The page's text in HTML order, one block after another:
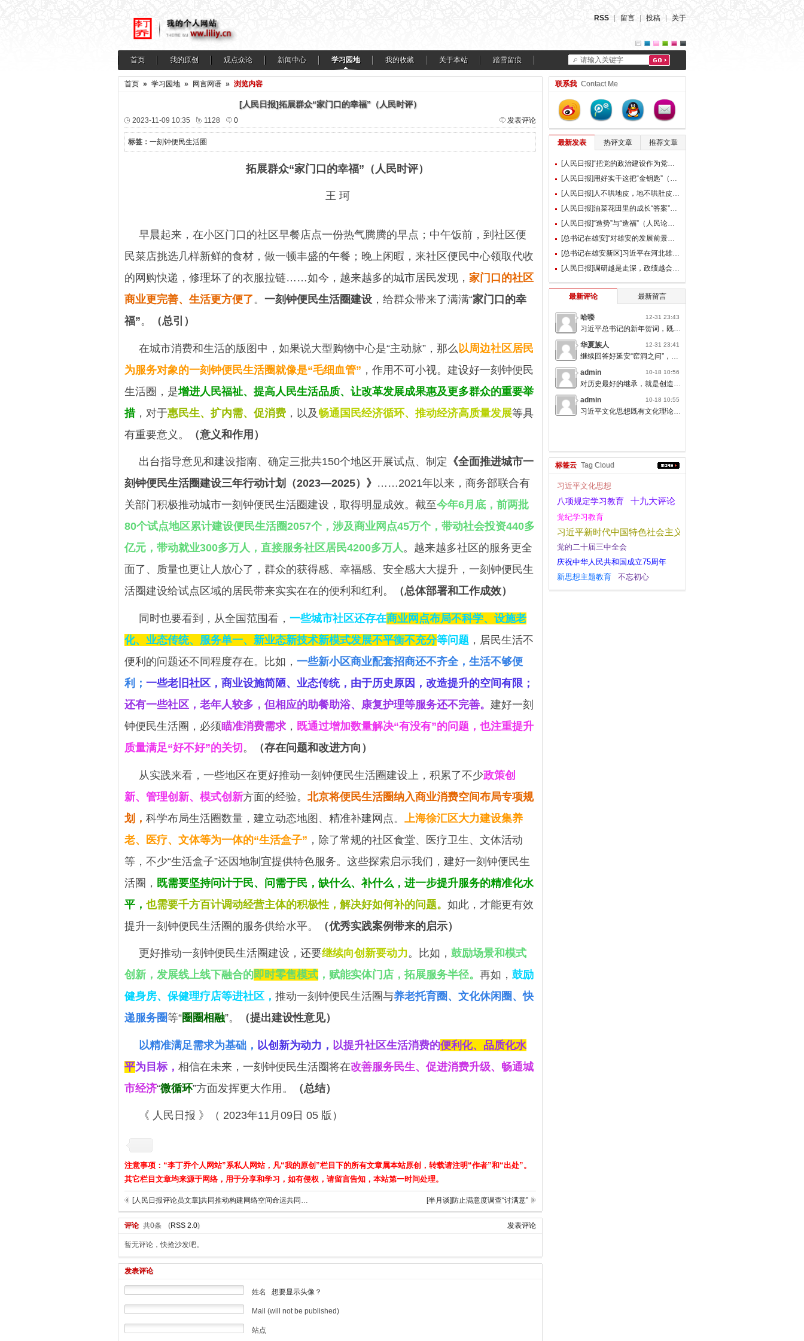
RSS 留言 投稿 关于
请输入关键字
首页 我的原创 观点众论 新闻中心 学习园地 我的收藏 关于本站 踏雪留痕
首页 » 学习园地 » 网言网语 » 浏览内容
[人民日报]拓展群众“家门口的幸福”（人民时评）
2023-11-09 10:35 1128 0 发表评论
标签： 一刻钟便民生活圈
拓展群众“家门口的幸福”（人民时评）
王 珂
早晨起来，在小区门口的社区早餐店点一份热气腾腾的早点；中午饭前，到社区便
民菜店挑选几样新鲜的食材，做一顿丰盛的午餐；晚上闲暇，来社区便民中心领取代收
的网购快递，修理坏了的衣服拉链……如今，越来越多的城市居民发现， 家门口的社区
商业更完善、生活更方便了。 一刻钟便民生活圈建设 ，给群众带来了满满“家门口的幸
福”。 （总引）
在城市消费和生活的版图中，如果说大型购物中心是“主动脉”，那么 以周边社区居民
为服务对象的一刻钟便民生活圈就像是“毛细血管” ，作用不可小视。建设好一刻钟便民
生活圈，是增进人民福祉、提高人民生活品质、让改革发展成果惠及更多群众的重要举
措，对于惠民生、扩内需、促消费 ，以及 畅通国民经济循环、推动经济高质量发展等具
有重要意义。
（意义和作用）
出台指导意见和建设指南、确定三批共150个地区开展试点、制定 《全面推进城市一
刻钟便民生活圈建设三年行动计划（2023—2025） 》 ……2021年以来，商务部联合有
关部门积极推动城市一刻钟便民生活圈建设，取得明显成效。截至今年6月底，前两批
80个试点地区累计建设便民生活圈2057个，涉及商业网点45万个，带动社会投资440多
亿元，带动就业300多万人，直接服务社区居民4200多万人。越来越多社区的服务更全
面了、质量也更让人放心了，群众的获得感、幸福感、安全感大大提升，一刻钟便民生
活圈建设给试点区域的居民带来实实在在的便利和红利。
（总体部署和工作成效）
同时也要看到，从全国范围看， 一些城市社区还存在商业网点布局不科学、设施老
化、业态传统、服务单一、新业态新技术新模式发展不平衡不充分等问题 ，居民生活不
便利的问题还不同程度存在。比如， 一些新小区商业配套招商还不齐全，生活不够便
利； 一些老旧社区，商业设施简陋、业态传统，由于历史原因，改造提升的空间有限；
还有一些社区，老年人较多，但相应的助餐助浴、康复护理等服务还不完善。 建好一刻
钟便民生活圈，必须瞄准消费需求 ， 既通过增加数量解决“有没有”的问题，也注重提升
质量满足“好不好”的关切。 （存在问题和改进方向）
从实践来看，一些地区在更好推动一刻钟便民生活圈建设上，积累了不少政策创
新、管理创新、模式创新方面的经验。 北京将便民生活圈纳入商业消费空间布局专项规
划， 科学布局生活圈数量，建立动态地图、精准补建网点。
上海徐汇区大力建设集养
老、医疗、文体等为一体的“生活盒子” ，除了常规的社区食堂、医疗卫生、文体活动
等，不少“生活盒子”还因地制宜提供特色服务。这些探索启示我们，建好一刻钟便民生
活圈， 既需要坚持问计于民、问需于民 ，缺什么、补什么，进一步提升服务的精准化水
平， 也需要千方百计调动经营主体的积极性，解决好如何补的问题。 如此，才能更有效
提升一刻钟便民生活圈的服务供给水平。
（优秀实践案例带来的启示）
更好推动一刻钟便民生活圈建设，还要继续向创新要动力。比如， 鼓励场景和模式
创新，发展线上线下融合的即时零售模式 ，赋能实体门店，拓展服务半径。 再如， 鼓励
健身房、保健理疗店等进社区， 推动一刻钟便民生活圈与养老托育圈、文化休闲圈、快
递服务圈等“圈圈相融”。 （提出建设性意见）
以精准满足需求为基础， 以创新为动力， 以提升社区生活消费的便利化、品质化水
平为目标， 相信在未来，一刻钟便民生活圈将在改善服务民生、促进消费升级、畅通城
市经济“微循环”方面发挥更大作用。 （总结）
《 人民日报 》（ 2023年11月09日 05 版）
注意事项：“李丁乔个人网站”系私人网站，凡“我的原创”栏目下的所有文章属本站原创，转载请注明“作者”和“出处”。
其它栏目文章均来源于网络，用于分享和学习，如有侵权，请留言告知，本站第一时间处理。
[半月谈]防止满意度调查“讨满意”
评论 共0条 (RSS 2.0) 发表评论
暂无评论，快抢沙发吧。
发表评论
姓名 想要显示头像？
Mail (will not be published)
站点
联系我 Contact Me
最新发表 热评文章 推荐文章
最新评论 最新留言
哈喽 12-31 23:43
习近平总书记的新年贺词，既充满温度，又饱含深情，太催人奋进了。
华夏族人
12-31 23:41
继续回答好延安“窑洞之问”，书写无愧于人民的时代答卷。
admin
10-18 10:56
对历史最好的继承，就是创造新的历史；对人类文明最大的礼敬，就是创造人类文明新形态。
admin
10-18 10:55
习近平文化思想既有文化理论观点上的创新和突破，又有文化工作布局上的部署要求，标志着我们党对中国特色社会主义文化建设规律的认识达到了新高度，表明我们党的历史自信、文化自信达到了新高度。
标签云 Tag Cloud
习近平文化思想
八项规定学习教育
十九大评论
党纪学习教育
习近平新时代中国特色社会主义思想
党的二十届三中全会
庆祝中华人民共和国成立75周年
新思想主题教育
不忘初心
党的二十大 为基层减负